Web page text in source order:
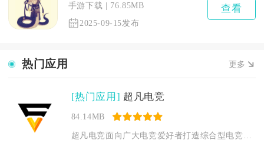
手游下载
76.85MB
2025-09-15发布
查看
热门应用 更多
[热门应用] 超凡电竞
84.14MB
超凡电竞面向广大电竞爱好者打造综合型电竞信息服务平台，整合赛...